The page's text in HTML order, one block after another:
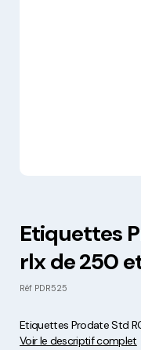
Etiquettes
rlx de 250
Réf PDR525
Etiquettes Prodate Std
Voir le descriptif complet